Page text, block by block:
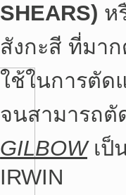
SHEARS) ห
สังกะสี ที่มา
ใช้ในการตัด
จนสามารถตั
GILBOWเป็
IRWIN